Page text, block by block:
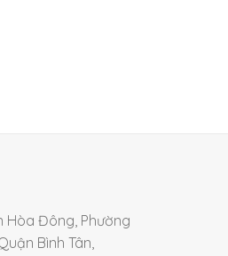
Hòa Đông, Phường
Bình Tân,